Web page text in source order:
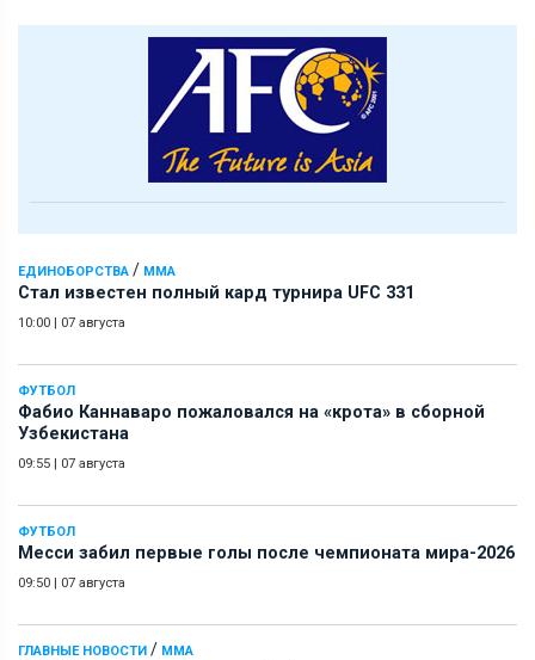
ЕДИНОБОРСТВА / ММА
Стал известен полный кард турнира UFC 331
10:00 | 07 августа
ФУТБОЛ
Фабио Каннаваро пожаловался на «крота» в сборной
Узбекистана
09:55 | 07 августа
ФУТБОЛ
Месси забил первые голы после чемпионата мира-2026
09:50 | 07 августа
ГЛАВНЫЕ НОВОСТИ / ММА